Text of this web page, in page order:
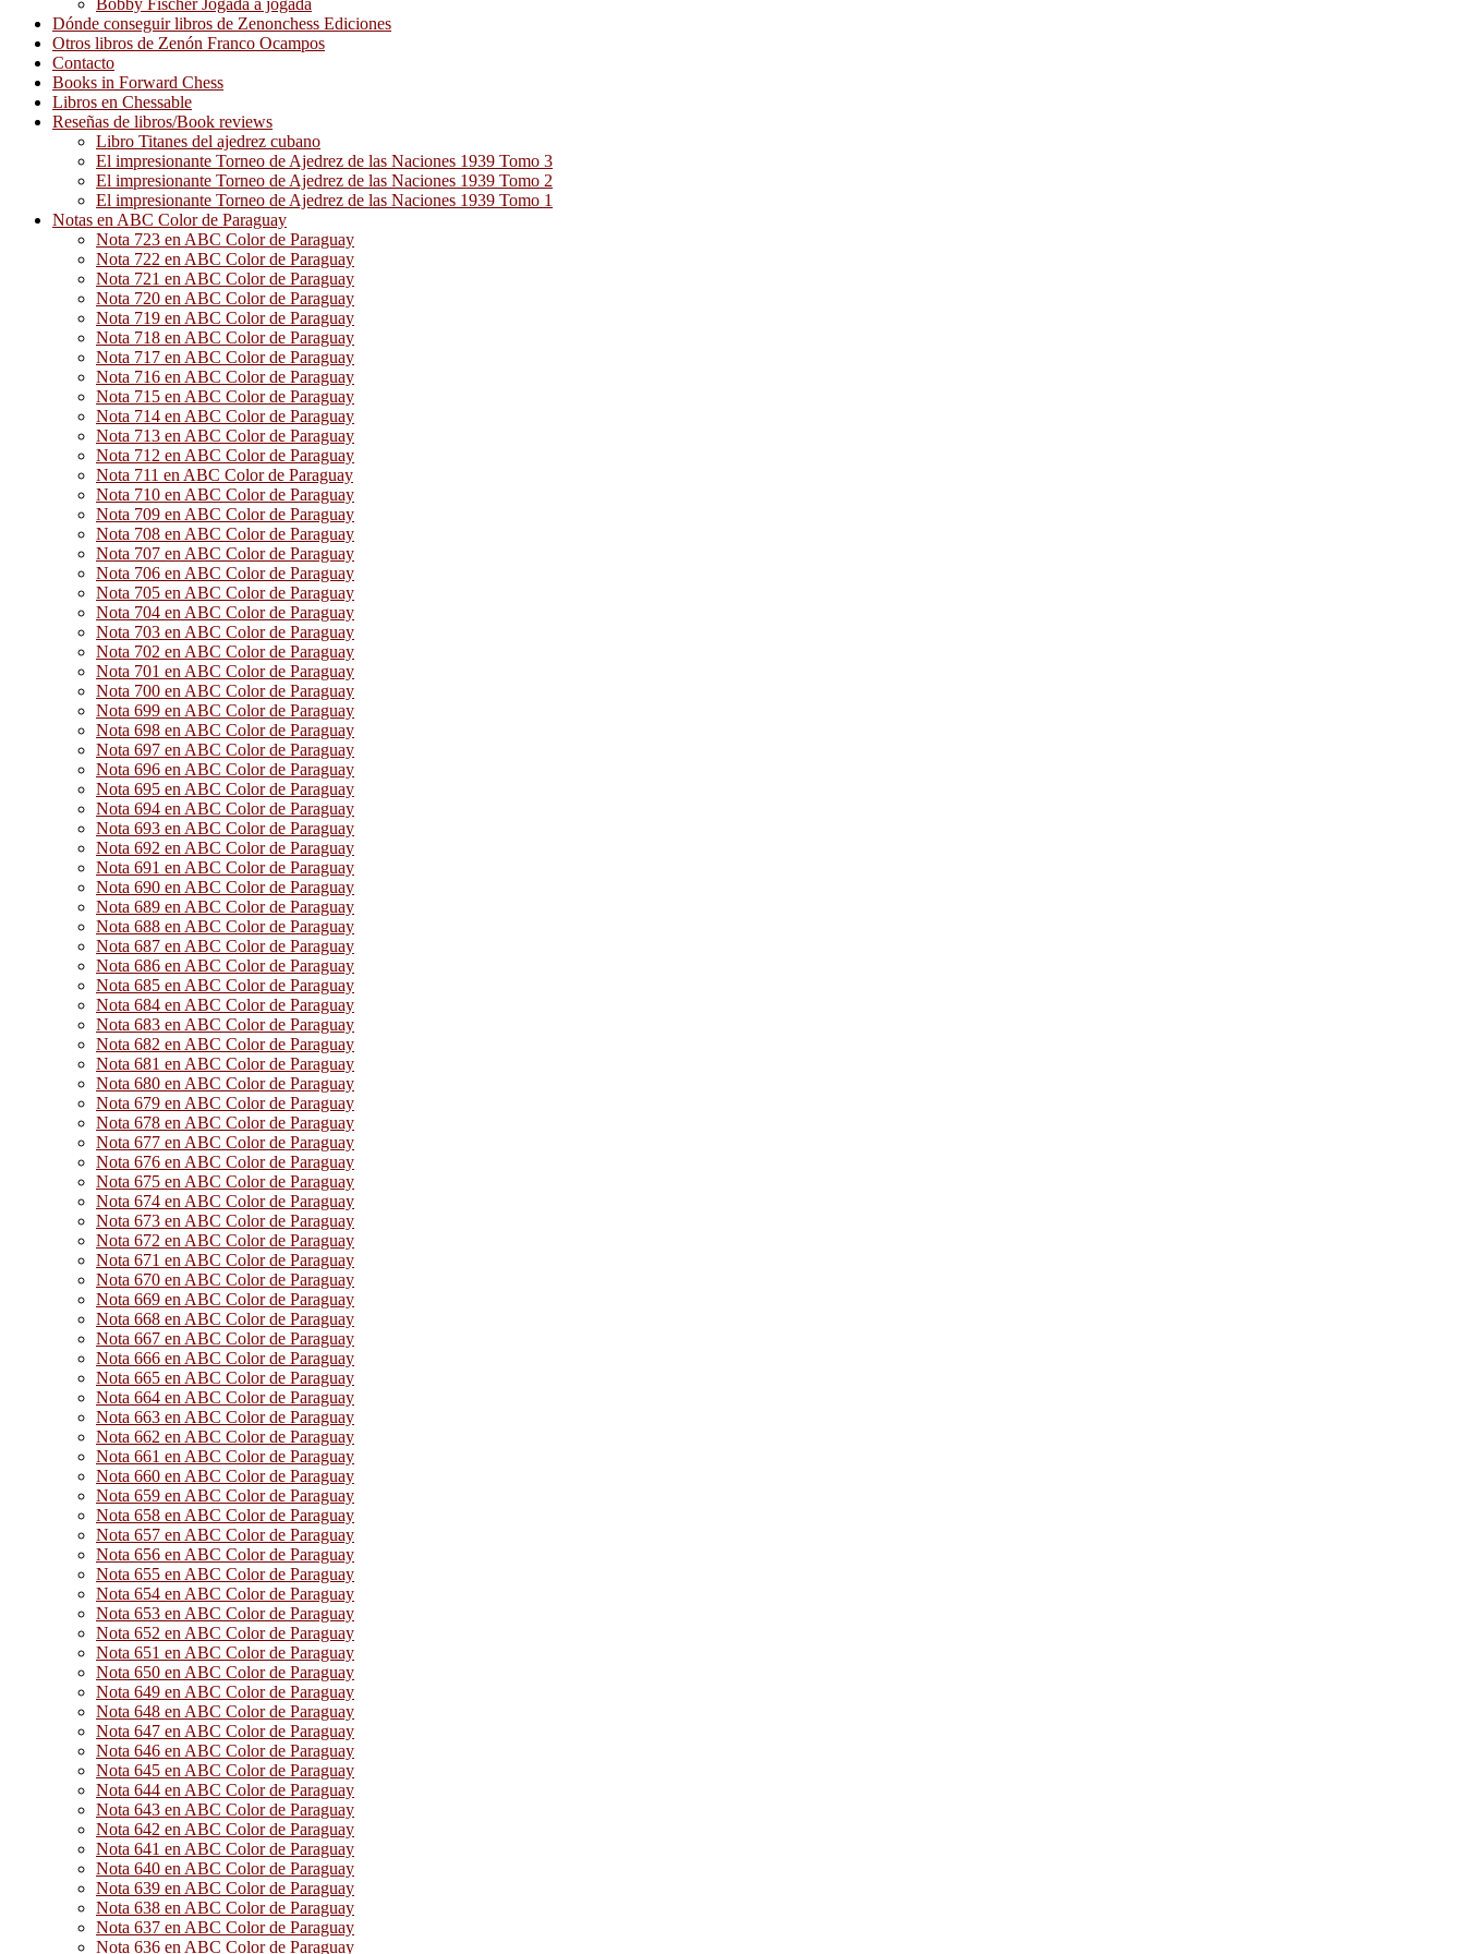
Bobby Fischer Jogada a jogada
Dónde conseguir libros de Zenonchess Ediciones
Otros libros de Zenón Franco Ocampos
Contacto
Books in Forward Chess
Libros en Chessable
Reseñas de libros/Book reviews
Libro Titanes del ajedrez cubano
El impresionante Torneo de Ajedrez de las Naciones 1939 Tomo 3
El impresionante Torneo de Ajedrez de las Naciones 1939 Tomo 2
El impresionante Torneo de Ajedrez de las Naciones 1939 Tomo 1
Notas en ABC Color de Paraguay
Nota 723 en ABC Color de Paraguay
Nota 722 en ABC Color de Paraguay
Nota 721 en ABC Color de Paraguay
Nota 720 en ABC Color de Paraguay
Nota 719 en ABC Color de Paraguay
Nota 718 en ABC Color de Paraguay
Nota 717 en ABC Color de Paraguay
Nota 716 en ABC Color de Paraguay
Nota 715 en ABC Color de Paraguay
Nota 714 en ABC Color de Paraguay
Nota 713 en ABC Color de Paraguay
Nota 712 en ABC Color de Paraguay
Nota 711 en ABC Color de Paraguay
Nota 710 en ABC Color de Paraguay
Nota 709 en ABC Color de Paraguay
Nota 708 en ABC Color de Paraguay
Nota 707 en ABC Color de Paraguay
Nota 706 en ABC Color de Paraguay
Nota 705 en ABC Color de Paraguay
Nota 704 en ABC Color de Paraguay
Nota 703 en ABC Color de Paraguay
Nota 702 en ABC Color de Paraguay
Nota 701 en ABC Color de Paraguay
Nota 700 en ABC Color de Paraguay
Nota 699 en ABC Color de Paraguay
Nota 698 en ABC Color de Paraguay
Nota 697 en ABC Color de Paraguay
Nota 696 en ABC Color de Paraguay
Nota 695 en ABC Color de Paraguay
Nota 694 en ABC Color de Paraguay
Nota 693 en ABC Color de Paraguay
Nota 692 en ABC Color de Paraguay
Nota 691 en ABC Color de Paraguay
Nota 690 en ABC Color de Paraguay
Nota 689 en ABC Color de Paraguay
Nota 688 en ABC Color de Paraguay
Nota 687 en ABC Color de Paraguay
Nota 686 en ABC Color de Paraguay
Nota 685 en ABC Color de Paraguay
Nota 684 en ABC Color de Paraguay
Nota 683 en ABC Color de Paraguay
Nota 682 en ABC Color de Paraguay
Nota 681 en ABC Color de Paraguay
Nota 680 en ABC Color de Paraguay
Nota 679 en ABC Color de Paraguay
Nota 678 en ABC Color de Paraguay
Nota 677 en ABC Color de Paraguay
Nota 676 en ABC Color de Paraguay
Nota 675 en ABC Color de Paraguay
Nota 674 en ABC Color de Paraguay
Nota 673 en ABC Color de Paraguay
Nota 672 en ABC Color de Paraguay
Nota 671 en ABC Color de Paraguay
Nota 670 en ABC Color de Paraguay
Nota 669 en ABC Color de Paraguay
Nota 668 en ABC Color de Paraguay
Nota 667 en ABC Color de Paraguay
Nota 666 en ABC Color de Paraguay
Nota 665 en ABC Color de Paraguay
Nota 664 en ABC Color de Paraguay
Nota 663 en ABC Color de Paraguay
Nota 662 en ABC Color de Paraguay
Nota 661 en ABC Color de Paraguay
Nota 660 en ABC Color de Paraguay
Nota 659 en ABC Color de Paraguay
Nota 658 en ABC Color de Paraguay
Nota 657 en ABC Color de Paraguay
Nota 656 en ABC Color de Paraguay
Nota 655 en ABC Color de Paraguay
Nota 654 en ABC Color de Paraguay
Nota 653 en ABC Color de Paraguay
Nota 652 en ABC Color de Paraguay
Nota 651 en ABC Color de Paraguay
Nota 650 en ABC Color de Paraguay
Nota 649 en ABC Color de Paraguay
Nota 648 en ABC Color de Paraguay
Nota 647 en ABC Color de Paraguay
Nota 646 en ABC Color de Paraguay
Nota 645 en ABC Color de Paraguay
Nota 644 en ABC Color de Paraguay
Nota 643 en ABC Color de Paraguay
Nota 642 en ABC Color de Paraguay
Nota 641 en ABC Color de Paraguay
Nota 640 en ABC Color de Paraguay
Nota 639 en ABC Color de Paraguay
Nota 638 en ABC Color de Paraguay
Nota 637 en ABC Color de Paraguay
Nota 636 en ABC Color de Paraguay